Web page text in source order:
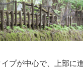
プが中心で、上部に